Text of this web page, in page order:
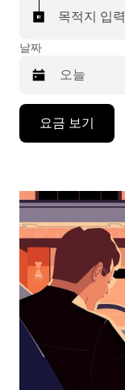
목적지 입력
날짜
작
면
아
래
화
살
표
요금 보기